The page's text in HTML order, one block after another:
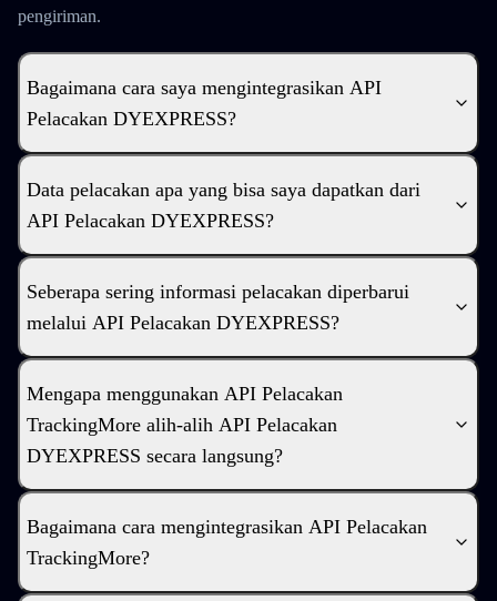
pengiriman.
Bagaimana cara saya mengintegrasikan API
Pelacakan DYEXPRESS?
Data pelacakan apa yang bisa saya dapatkan dari
API Pelacakan DYEXPRESS?
Seberapa sering informasi pelacakan diperbarui
melalui API Pelacakan DYEXPRESS?
Mengapa menggunakan API Pelacakan
TrackingMore alih-alih API Pelacakan
DYEXPRESS secara langsung?
Bagaimana cara mengintegrasikan API Pelacakan
TrackingMore?